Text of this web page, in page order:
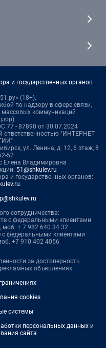
и государственных органов
(18+).
по надзору в сфере связи,
коммуникаций
77 - 87890 от 30.07.2024
ответственностью "ИНТЕРНЕТ
ул. Ленина, д. 12, 6 этаж, 8
52
Елена Владимировна
51@shkulev.ru
и государственных органов:
.
сотрудничества:
с федеральными клиентами
, моб. + 7 982 640 34 32
с федеральными клиентами
+7 910 402 4056
за достоверность
объявлениях.
cookies
системы
персональных данных и
сайта